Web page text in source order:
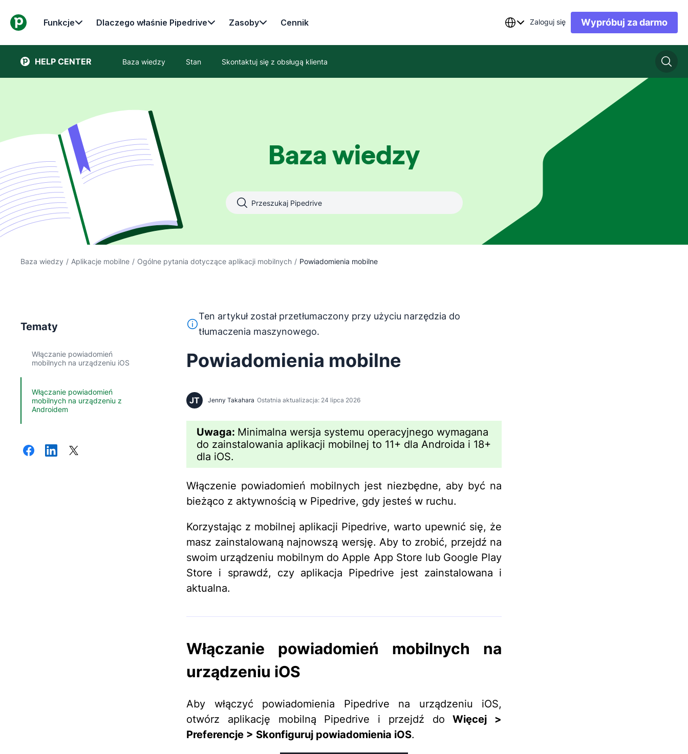
Funkcje Dlaczego właśnie Pipedrive Zasoby Cennik Zaloguj się Wypróbuj za darmo
HELP CENTER Baza wiedzy Stan Skontaktuj się z obsługą klienta
Baza wiedzy
Baza wiedzy / Aplikacje mobilne / Ogólne pytania dotyczące aplikacji mobilnych / Powiadomienia mobilne
Tematy
Włączanie powiadomień
mobilnych na urządzeniu iOS
Włączanie powiadomień
mobilnych na urządzeniu z
Androidem
Ten tekst został przetłumaczony z języka angielskiego za pomocą narzędzia do tłumaczenia maszynowego i nie został
Ten artykuł został przetłumaczony przy użyciu narzędzia do
tłumaczenia maszynowego.
Powiadomienia mobilne
JT Jenny Takahara Ostatnia aktualizacja: 24 lipca 2026
Uwaga: Minimalna wersja systemu operacyjnego wymagana
do zainstalowania aplikacji mobilnej to 11+ dla Androida i 18+
dla iOS.
Włączenie powiadomień mobilnych jest niezbędne, aby być na
bieżąco z aktywnością w Pipedrive, gdy jesteś w ruchu.
Korzystając z mobilnej aplikacji Pipedrive, warto upewnić się, że
masz zainstalowaną najnowszą wersję. Aby to zrobić, przejdź na
swoim urządzeniu mobilnym do Apple App Store lub Google Play
Store i sprawdź, czy aplikacja Pipedrive jest zainstalowana i
aktualna.
Włączanie powiadomień mobilnych na
urządzeniu iOS
Aby włączyć powiadomienia Pipedrive na urządzeniu iOS,
otwórz aplikację mobilną Pipedrive i przejdź doWięcej >
Preferencje > Skonfiguruj powiadomienia iOS.